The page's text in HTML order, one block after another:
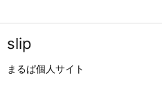
slip
まるぱ個人サイト